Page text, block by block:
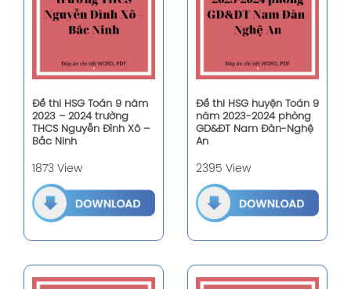
Đề thi HSG Toán 9 năm
2023 – 2024 trường
THCS Nguyễn Đình Xô –
Bắc Ninh
1873 View
Đề thi HSG huyện Toán 9
năm 2023-2024 phòng
GD&ĐT Nam Đàn-Nghệ
An
2395 View